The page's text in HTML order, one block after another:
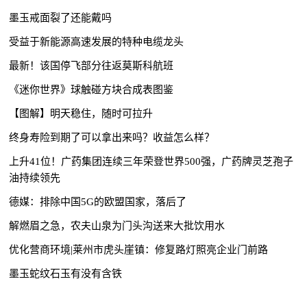
墨玉戒面裂了还能戴吗
受益于新能源高速发展的特种电缆龙头
最新！该国停飞部分往返莫斯科航班
《迷你世界》球触碰方块合成表图鉴
【图解】明天稳住，随时可拉升
终身寿险到期了可以拿出来吗？收益怎么样？
上升41位！广药集团连续三年荣登世界500强，广药牌灵芝孢子
油持续领先
德媒：排除中国5G的欧盟国家，落后了
解燃眉之急，农夫山泉为门头沟送来大批饮用水
优化营商环境|莱州市虎头崖镇：修复路灯照亮企业门前路
墨玉蛇纹石玉有没有含铁